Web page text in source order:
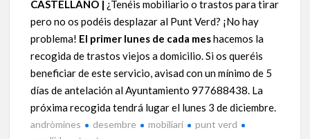
CASTELLANO | ¿Tenéis mobiliario o trastos para tirar
pero no os podéis desplazar al Punt Verd? ¡No hay
problema! El primer lunes de cada meshacemos la
recogida de trastos viejos a domicilio. Si os queréis
beneficiar de este servicio, avisad con un mínimo de 5
días de antelación al Ayuntamiento977688438. La
próxima recogida tendrá lugar el lunes 3 de diciembre.
andròmines desembre mobiliari
punt verd